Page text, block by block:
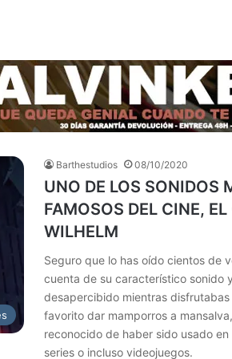
Así de claro lo digo y con
Barthestudios 08/10/2020
UNO DE LOS SONIDOS
FAMOSOS DEL CINE, EL
WILHELM
Seguro que lo has oído cientos de
cuenta de su característico sonido
desapercibido mientras
favorito dar mamporros a
reconocido de haber sido usado
series o incluso videojuegos.